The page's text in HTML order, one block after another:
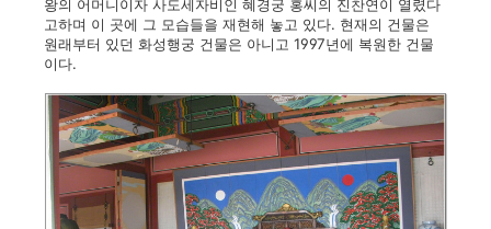
왕의 어머니이자 사도세자비인 혜경궁 홍씨의 진찬연이 열렸다
고하며 이 곳에 그 모습들을 재현해 놓고 있다. 현재의 건물은
원래부터 있던 화성행궁 건물은 아니고 1997년에 복원한 건물
이다.